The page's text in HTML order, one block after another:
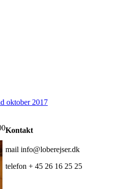
oktober 2017
Kontakt
mail info@loberejser.dk
telefon + 45 26 16 25 25